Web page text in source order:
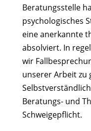
Beratungsstelle
psychologisches
eine anerkannte
absolviert. In
wir
unserer Arbeit zu
Beratungs- und
Schweigepflicht.